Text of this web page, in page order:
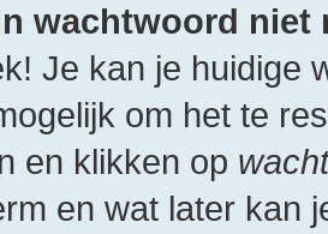
wachtwoord niet
Je kan je huidige
om het te
en klikken op
en wat later kan